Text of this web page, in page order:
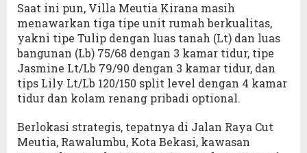
Saat ini pun, Villa Meutia Kirana masih
menawarkan tiga tipe unit rumah berkualitas,
yakni tipe Tulip dengan luas tanah (Lt) dan luas
bangunan (Lb) 75/68 dengan 3 kamar tidur, tipe
Jasmine Lt/Lb 79/90 dengan 3 kamar tidur, dan
tips Lily Lt/Lb 120/150 split level dengan 4 kamar
tidur dan kolam renang pribadi optional.
Berlokasi strategis, tepatnya di Jalan Raya Cut
Meutia, Rawalumbu, Kota Bekasi, kawasan